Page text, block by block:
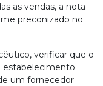
as vendas, a nota
preconizado no
verificar que o
estabelecimento
um fornecedor